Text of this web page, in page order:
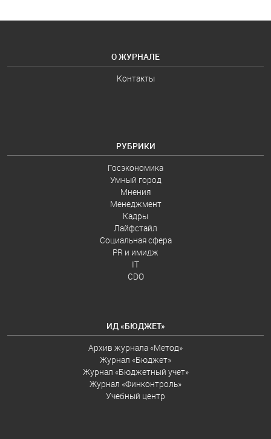
О ЖУРНАЛЕ
Контакты
РУБРИКИ
Госэкономика
Умный город
Мнения
Менеджмент
Кадры
Лайфстайл
Социальная сфера
PR и имидж
IT
CDO
ИД «БЮДЖЕТ»
Архив журнала «Метод»
Журнал «Бюджет»
Журнал «Бюджетный учет»
Журнал «Финконтроль»
Учебный центр